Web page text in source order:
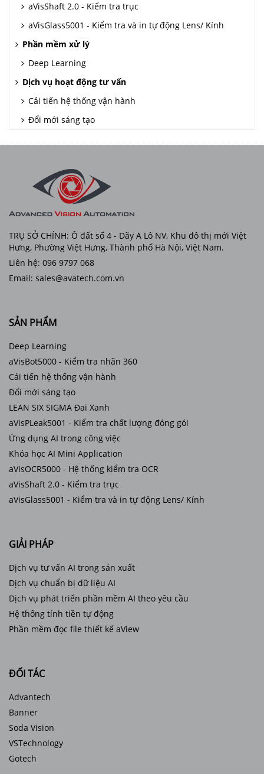
aVisShaft 2.0 - Kiểm tra trục
aVisGlass5001 - Kiểm tra và in tự động Lens/ Kính
Phần mềm xử lý
Deep Learning
Dịch vụ hoạt động tư vấn
Cải tiến hệ thống vận hành
Đổi mới sáng tạo
TRỤ SỞ CHÍNH: Ô đất số 4 - Dãy A Lô NV, Khu đô thị mới Việt
Hưng, Phường Việt Hưng, Thành phố Hà Nội, Việt Nam.
Liên hệ: 096 9797 068
Email: sales@avatech.com.vn
SẢN PHẨM
Deep Learning
aVisBot5000 - Kiểm tra nhãn 360
Cải tiến hệ thống vận hành
Đổi mới sáng tạo
LEAN SIX SIGMA Đai Xanh
aVisPLeak5001 - Kiểm tra chất lượng đóng gói
Ứng dụng AI trong công việc
Khóa học AI Mini Application
aVisOCR5000 - Hệ thống kiểm tra OCR
aVisShaft 2.0 - Kiểm tra trục
aVisGlass5001 - Kiểm tra và in tự động Lens/ Kính
GIẢI PHÁP
Dịch vụ tư vấn AI trong sản xuất
Dịch vụ chuẩn bị dữ liệu AI
Dịch vụ phát triển phần mềm AI theo yêu cầu
Hệ thống tính tiền tự động
Phần mềm đọc file thiết kế aView
ĐỐI TÁC
Advantech
Banner
Soda Vision
VSTechnology
Gotech